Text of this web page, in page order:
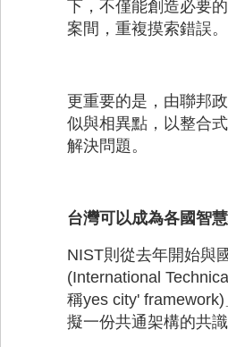
下，不僅能創造必要
案間，重複摸索錯誤。
更重要的是，由聯邦
似與相異點，以整合
解決問題。
台灣可以成為各國智
NIST則從去年開始與
(International
稱yes city'
擬一份共通架構的共